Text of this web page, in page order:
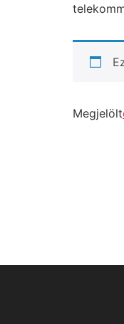
Megjelölt